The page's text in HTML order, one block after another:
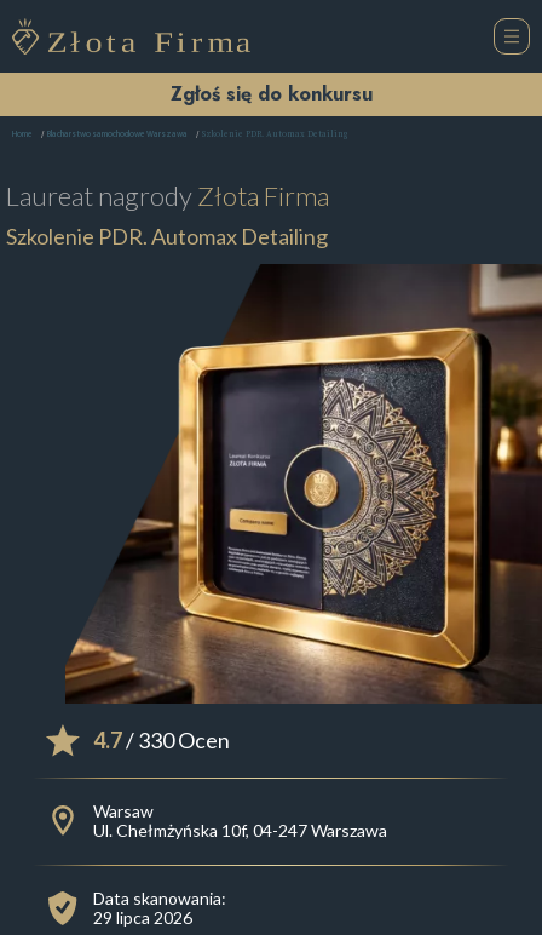
Zgłoś się do konkursu
Home Blacharstwo samochodowe Warszawa Szkolenie PDR. Automax Detailing
Laureat nagrodyZłota Firma
Szkolenie PDR. Automax Detailing
4.7/ 330 Ocen
Warsaw
Ul. Chełmżyńska 10f, 04-247 Warszawa
Data skanowania:
29 lipca 2026